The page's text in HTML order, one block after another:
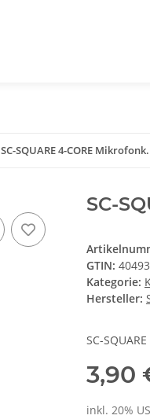
SC-SQUARE 4-CORE
SC-
GTIN:
Kategorie:
Hersteller:
SC-
3,90
inkl. 20%